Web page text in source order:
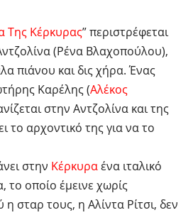
Της Κέρκυρας” περιστρέφεται
(Ρένα Βλαχοπούλου),
πιάνου και δις χήρα. Ένας
Καρέλης (Αλέκος
στην Αντζολίνα και της
το αρχοντικό της για να το
στην Κέρκυραένα ιταλικό
το οποίο έμεινε χωρίς
σταρ τους, η Αλίντα Ρίτσι, δεν